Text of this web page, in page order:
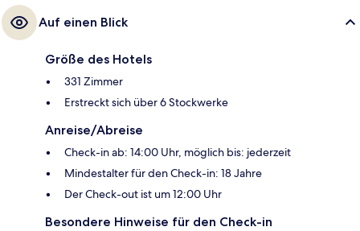
Auf einen Blick
Größe des Hotels
331 Zimmer
Erstreckt sich über 6 Stockwerke
Anreise/Abreise
Check-in ab: 14:00 Uhr, möglich bis: jederzeit
Mindestalter für den Check-in: 18 Jahre
Der Check-out ist um 12:00 Uhr
Besondere Hinweise für den Check-in